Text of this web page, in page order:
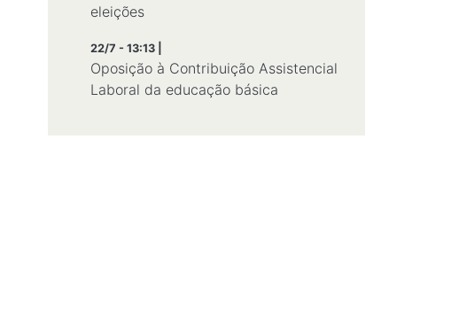
eleições
22/7 - 13:13 |
Oposição à Contribuição Assistencial
Laboral da educação básica